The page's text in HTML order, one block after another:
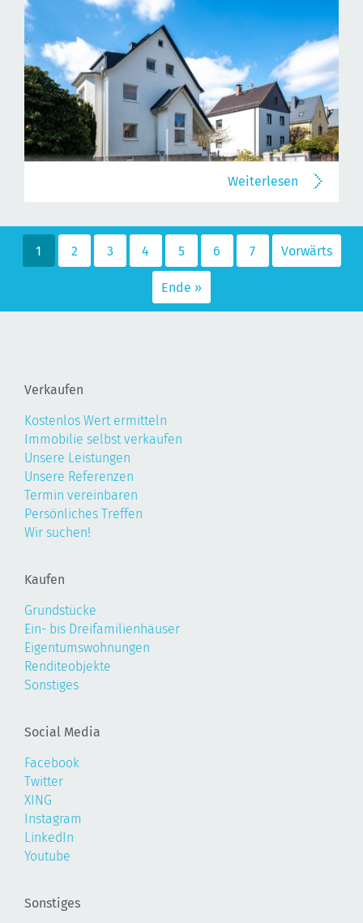
Weiterlesen
1 2 3 4 5 6 7 Vorwärts
Ende »
Verkaufen
Kostenlos Wert ermitteln
Immobilie selbst verkaufen
Unsere Leistungen
Unsere Referenzen
Termin vereinbaren
Persönliches Treffen
Wir suchen!
Kaufen
Grundstücke
Ein- bis Dreifamilienhäuser
Eigentumswohnungen
Renditeobjekte
Sonstiges
Social Media
Facebook
Twitter
XING
Instagram
LinkedIn
Youtube
Sonstiges